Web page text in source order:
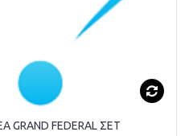
GRAND FEDERAL ΣΕΤ